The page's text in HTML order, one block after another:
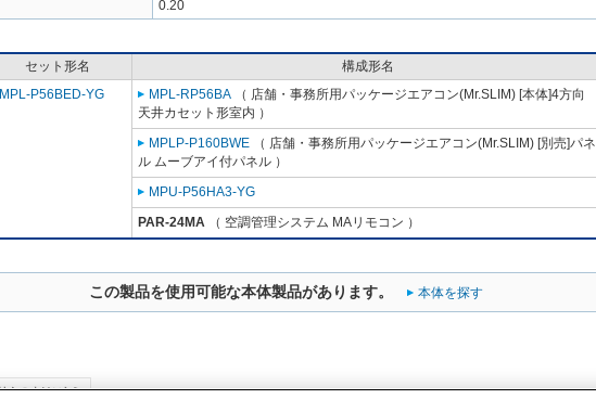
0.20
セット形名 構成形名
MPL-P56BED-YG
MPL-RP56BA （ 店舗・事務所用パッケージエアコン(Mr.SLIM) [本体]4方向
天井カセット形室内 ）
MPLP-P160BWE （ 店舗・事務所用パッケージエアコン(Mr.SLIM) [別売]パネ
ル ムーブアイ付パネル ）
MPU-P56HA3-YG
PAR-24MA （ 空調管理システム MAリモコン ）
この製品を使用可能な本体製品があります。 本体を探す